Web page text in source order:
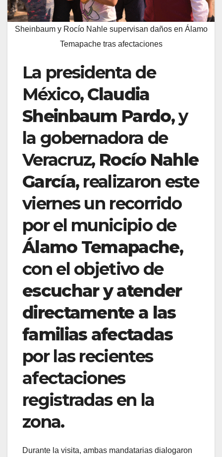
Sheinbaum y Rocío Nahle supervisan daños en Álamo
Temapache tras afectaciones
La presidenta de
México,Claudia
Sheinbaum Pardo, y
la gobernadora de
Veracruz, Rocío Nahle
García, realizaron este
viernes un recorrido
por el municipio de
Álamo Temapache,
con el objetivo de
escuchar y atender
directamente a las
familias afectadas
por las recientes
afectaciones
registradas en la
zona.
Durante la visita, ambas mandatarias dialogaron